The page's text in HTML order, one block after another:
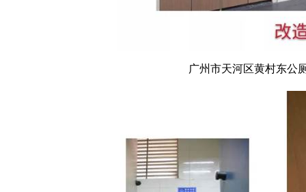
广州市天河区黄村东公